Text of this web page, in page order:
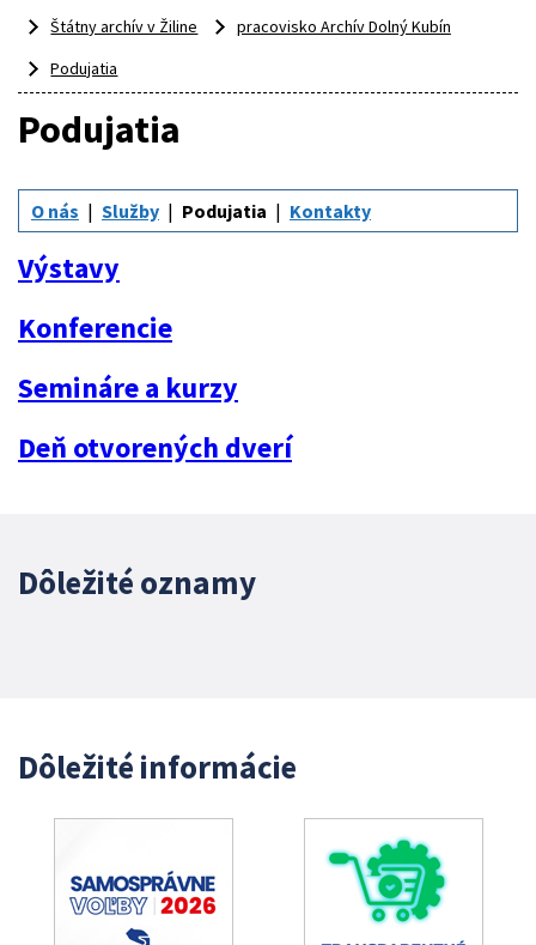
Štátny archív v Žiline
pracovisko Archív Dolný Kubín
Podujatia
Podujatia
O nás Služby Podujatia Kontakty
Výstavy
Konferencie
Semináre a kurzy
Deň otvorených dverí
Dôležité oznamy
Dôležité informácie